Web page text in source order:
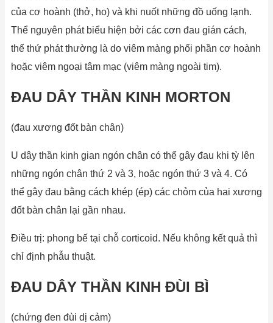
của cơ hoành (thở, ho) và khi nuốt những đồ uống lạnh.
Thể nguyên phát biểu hiện bởi các cơn đau gián cách,
thể thứ phát thường là do viêm màng phổi phần cơ hoành
hoặc viêm ngoại tâm mạc (viêm màng ngoài tim).
ĐAU DÂY THẦN KINH MORTON
(đau xương đốt bàn chân)
U dây thần kinh gian ngón chân có thể gây đau khi tỳ lên
những ngón chân thứ 2 và 3, hoặc ngón thứ 3 và 4. Có
thể gây đau bằng cách khép (ép) các chỏm của hai xương
đốt bàn chân lại gần nhau.
Điều trị: phong bế tại chỗ corticoid. Nếu không kết quả thì
chỉ định phẫu thuật.
ĐAU DÂY THẦN KINH ĐÙI BÌ
(chứng đen đùi dị cảm)